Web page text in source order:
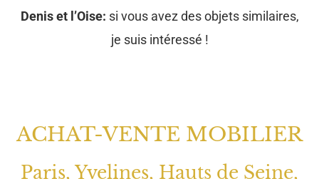
Denis et l’Oise: si vous avez des objets similaires,
je suis intéressé !
ACHAT-VENTE MOBILIER
Paris, Yvelines, Hauts de Seine,